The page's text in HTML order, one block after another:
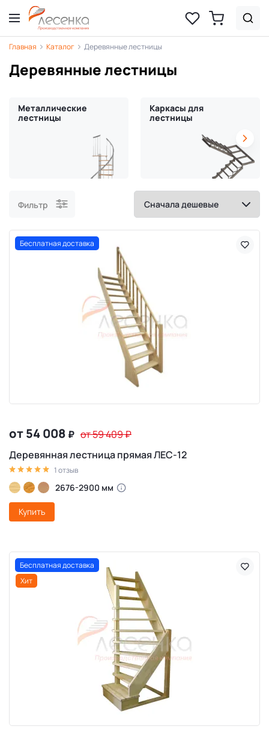
Главная Каталог Деревянные лестницы
Деревянные лестницы
Металлические
лестницы
Каркасы для
лестницы
Фильтр
Бесплатная доставка
от 54 008 ₽ от 59 409₽
Деревянная лестница прямая ЛЕС-12
1 отзыв
2676-2900 мм
Купить
Бесплатная доставка
Хит